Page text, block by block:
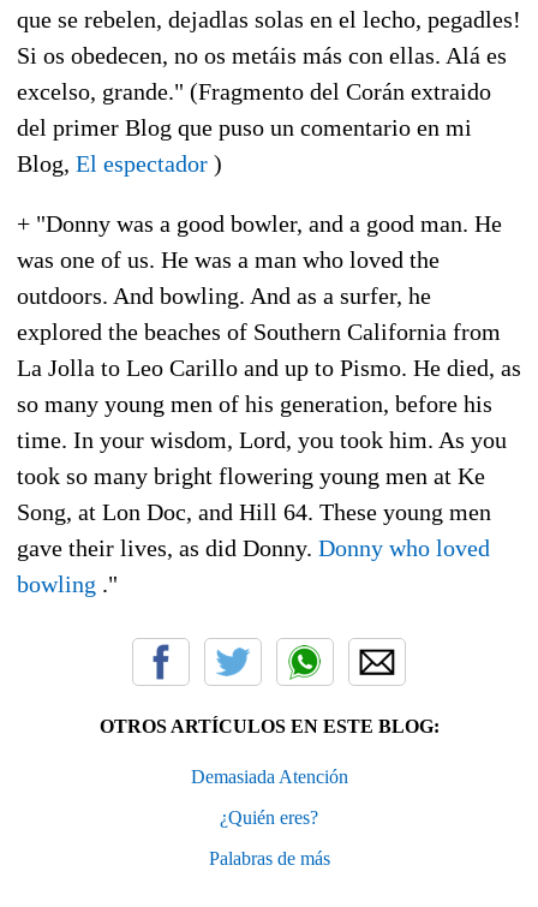
que se rebelen, dejadlas solas en el lecho, pegadles!
Si os obedecen, no os metáis más con ellas. Alá es
excelso, grande." (Fragmento del Corán extraido
del primer Blog que puso un comentario en mi
Blog, El espectador )
+ "Donny was a good bowler, and a good man. He
was one of us. He was a man who loved the
outdoors. And bowling. And as a surfer, he
explored the beaches of Southern California from
La Jolla to Leo Carillo and up to Pismo. He died, as
so many young men of his generation, before his
time. In your wisdom, Lord, you took him. As you
took so many bright flowering young men at Ke
Song, at Lon Doc, and Hill 64. These young men
gave their lives, as did Donny. Donny who loved
bowling ."
OTROS ARTÍCULOS EN ESTE BLOG:
Demasiada Atención
¿Quién eres?
Palabras de más